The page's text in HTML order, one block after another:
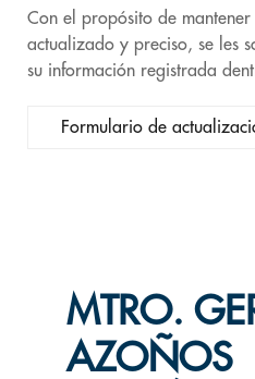
Con el propósito de mantener
actualizado y preciso, se les
su información registrada
Formulario de
MTRO.
AZOÑOS